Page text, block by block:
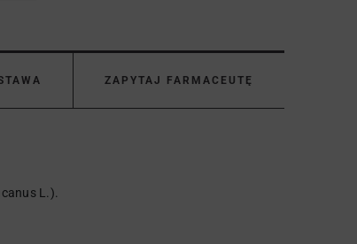
ZAPYTAJ FARMACEUTĘ
L.).